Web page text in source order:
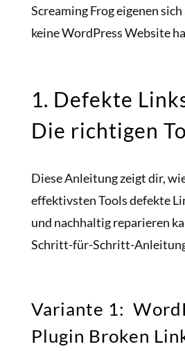
Screaming Frog eigenen
keine WordPress Website
1. Defekte
Die richtigen
Diese Anleitung zeigt dir,
effektivsten Tools defekte
und nachhaltig reparieren
Schritt-für-Schritt-
Variante 1:
Plugin Broken